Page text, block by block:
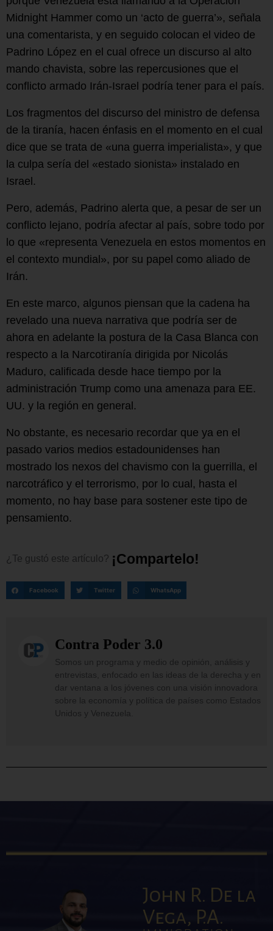
Midnight Hammer como un ‘acto de guerra’», señala
una comentarista, y en seguido colocan el video de
Padrino López en el cual ofrece un discurso al alto
mando chavista, sobre las repercusiones que el
conflicto armado Irán-Israel podría tener para el país.
Los fragmentos del discurso del ministro de defensa
de la tiranía, hacen énfasis en el momento en el cual
dice que se trata de «una guerra imperialista», y que
la culpa sería del «estado sionista» instalado en
Israel.
Pero, además, Padrino alerta que, a pesar de ser un
conflicto lejano, podría afectar al país, sobre todo por
lo que «representa Venezuela en estos momentos en
el contexto mundial», por su papel como aliado de
Irán.
En este marco, algunos piensan que la cadena ha
revelado una nueva narrativa que podría ser de
ahora en adelante la postura de la Casa Blanca con
respecto a la Narcotiranía dirigida por Nicolás
Maduro, calificada desde hace tiempo por la
administración Trump como una amenaza para EE.
UU. y la región en general.
No obstante, es necesario recordar que ya en el
pasado varios medios estadounidenses han
mostrado los nexos del chavismo con la guerrilla, el
narcotráfico y el terrorismo, por lo cual, hasta el
momento, no hay base para sostener este tipo de
pensamiento.
¿Te gustó este artículo? ¡Comparte o!
Facebook Twitter WhatsApp
Contra Poder 3.0
Somos un programa y medio de opinión, análisis y
entrevistas, enfocado en las ideas de la derecha y en
dar ventana a los jóvenes con una visión innovadora
sobre la economía y política de países como Estados
Unidos y Venezuela.
John R. De la
Vega, P.A.